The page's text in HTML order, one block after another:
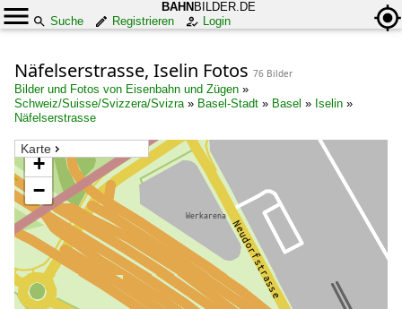
BAHN BILDER.DE
Suche
Registrieren Login
Näfelserstrasse, Iselin Fotos 76 Bilder
Bilder und Fotos von Eisenbahn und Zügen »
Schweiz/Suisse/Svizzera/Svizra» Basel-Stadt » Basel » Iselin »
Näfelserstrasse
Karte
+
−